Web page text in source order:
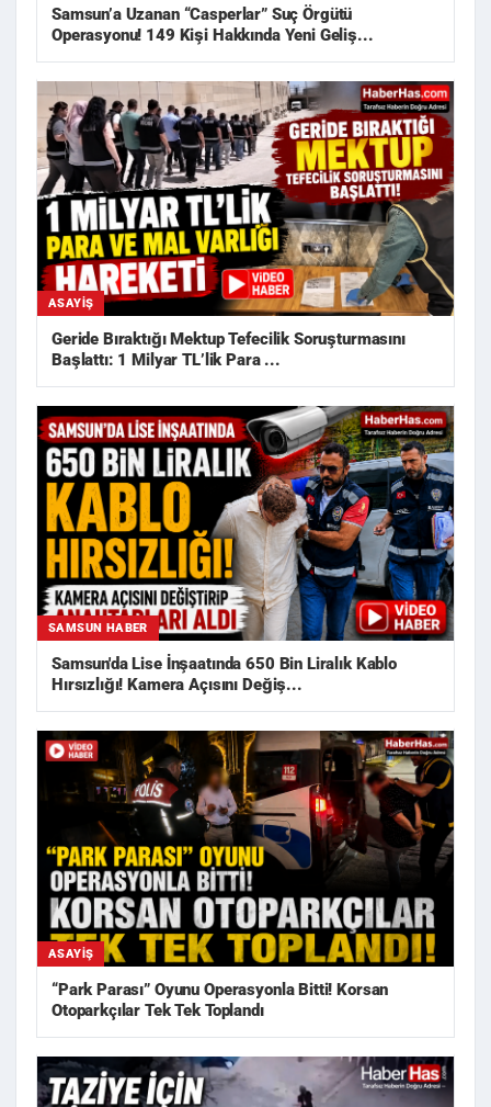
Samsun’a Uzanan “Casperlar” Suç Örgütü
Operasyonu! 149 Kişi Hakkında Yeni Geliş...
ASAYIŞ
Geride Bıraktığı Mektup Tefecilik Soruşturmasını
Başlattı: 1 Milyar TL’lik Para ...
SAMSUN HABER
Samsun'da Lise İnşaatında 650 Bin Liralık Kablo
Hırsızlığı! Kamera Açısını Değiş...
ASAYIŞ
“Park Parası” Oyunu Operasyonla Bitti! Korsan
Otoparkçılar Tek Tek Toplandı